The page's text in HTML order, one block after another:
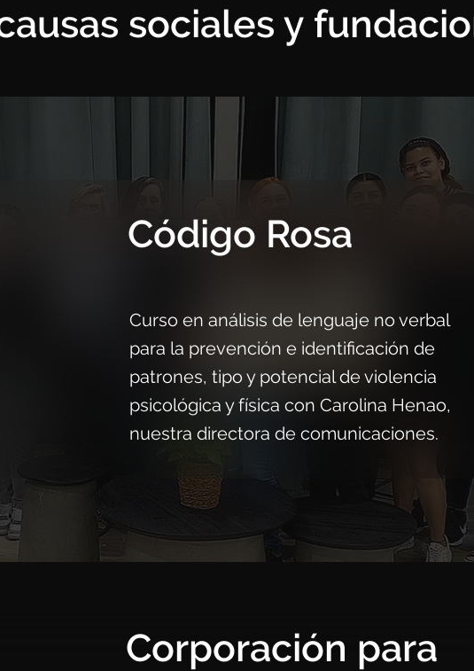
Código Rosa
Curso en análisis de lenguaje no verbal
para la prevención e identificación de
patrones, tipo y potencial de violencia
psicológica y física con Carolina Henao,
nuestra directora de comunicaciones.
sociales y
Corporación para